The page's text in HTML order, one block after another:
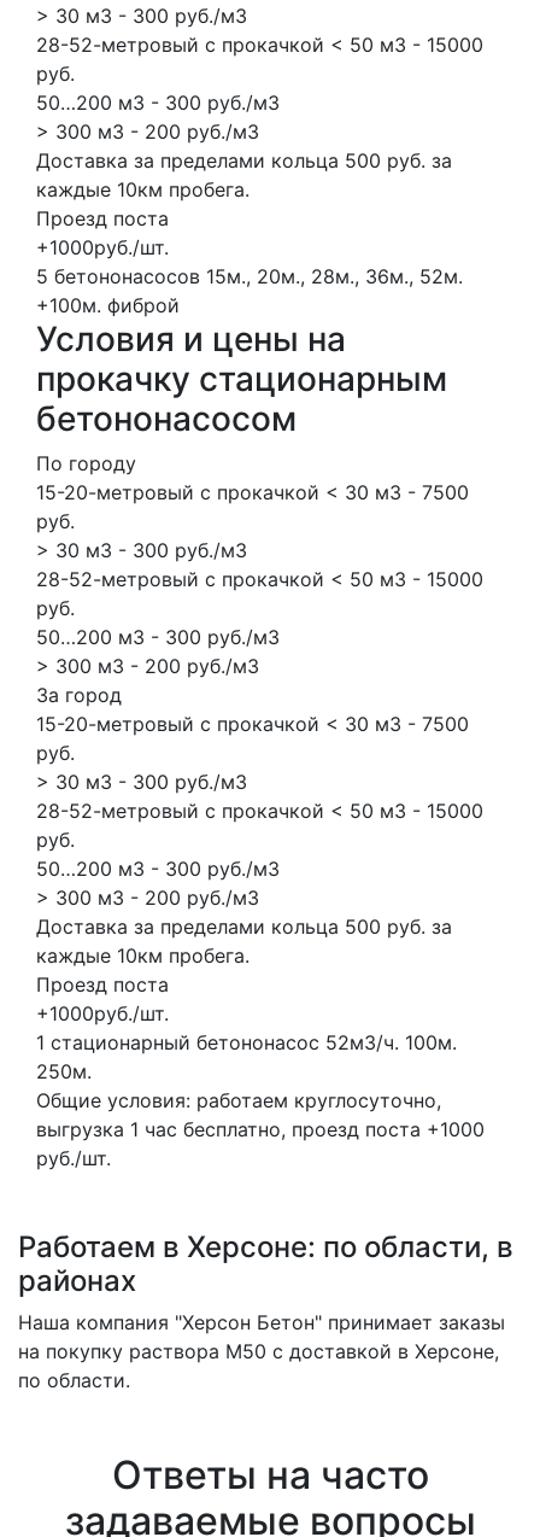
> 30 м3 - 300 руб./м3
28-52-метровый с прокачкой < 50 м3 - 15000
руб.
50…200 м3 - 300 руб./м3
> 300 м3 - 200 руб./м3
Доставка за пределами кольца 500 руб. за
каждые 10км пробега.
Проезд поста
+1000руб./шт.
5 бетононасосов 15м., 20м., 28м., 36м., 52м.
+100м. фиброй
Условия и цены на
прокачку стационарным
бетононасосом
По городу
15-20-метровый с прокачкой < 30 м3 - 7500
руб.
> 30 м3 - 300 руб./м3
28-52-метровый с прокачкой < 50 м3 - 15000
руб.
50…200 м3 - 300 руб./м3
> 300 м3 - 200 руб./м3
За город
15-20-метровый с прокачкой < 30 м3 - 7500
руб.
> 30 м3 - 300 руб./м3
28-52-метровый с прокачкой < 50 м3 - 15000
руб.
50…200 м3 - 300 руб./м3
> 300 м3 - 200 руб./м3
Доставка за пределами кольца 500 руб. за
каждые 10км пробега.
Проезд поста
+1000руб./шт.
1 стационарный бетононасос 52м3/ч. 100м.
250м.
Общие условия: работаем круглосуточно,
выгрузка 1 час бесплатно, проезд поста +1000
руб./шт.
Работаем в Херсоне: по области, в
районах
Наша компания "Херсон Бетон" принимает заказы
на покупку раствора M50 с доставкой в Херсоне,
по области.
Ответы на часто
задаваемые вопросы